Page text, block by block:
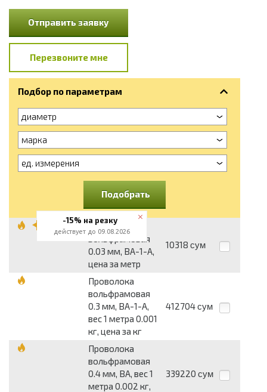
Отправить заявку
Перезвоните мне
Подбор по параметрам
диаметр
марка
ед. измерения
Подобрать
Проволока
вольфрамовая
0.03 мм, ВА-1-А,
цена за метр
10318 сум
Проволока
вольфрамовая
0.3 мм, ВА-1-А,
вес 1 метра 0.001
кг, цена за кг
412704 сум
Проволока
вольфрамовая
0.4 мм, ВА, вес 1
метра 0.002 кг,
339220 сум
-15% на резку
действует до 09.08.2026